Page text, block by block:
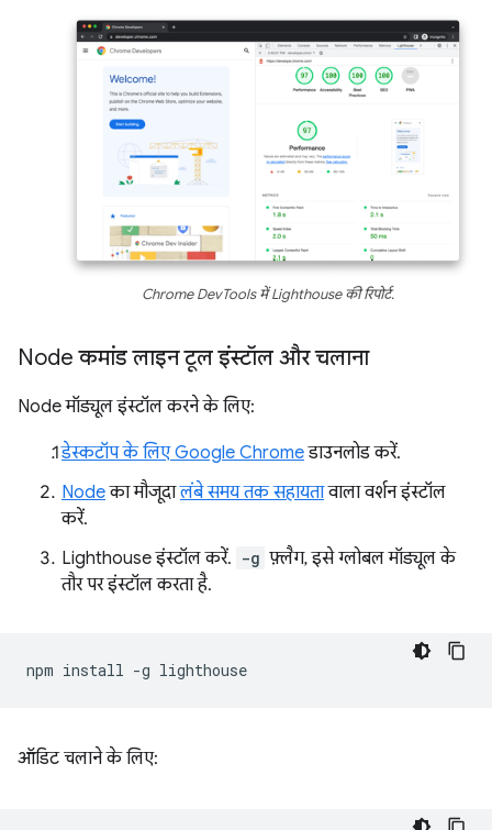
Chrome DevTools में Lighthouse की रिपोर्ट.
Node कमांड लाइन टूल इंस्टॉल और चलाना
Node मॉड्यूल इंस्टॉल करने के लिए:
डेस्कटॉप के लिए Google Chromeडाउनलोड करें.
Nodeका मौजूदालंबे समय तक सहायतावाला वर्शन इंस्टॉल
करें.
Lighthouse इंस्टॉल करें. -g फ़्लैग, इसे ग्लोबल मॉड्यूल के
तौर पर इंस्टॉल करता है.
npm install -g
ऑडिट चलाने के लिए: